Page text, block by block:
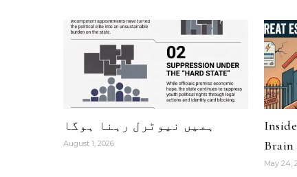
ہمیں نیوٹرل رہنا ہوگا
August 1, 2026
Brain
May 24,